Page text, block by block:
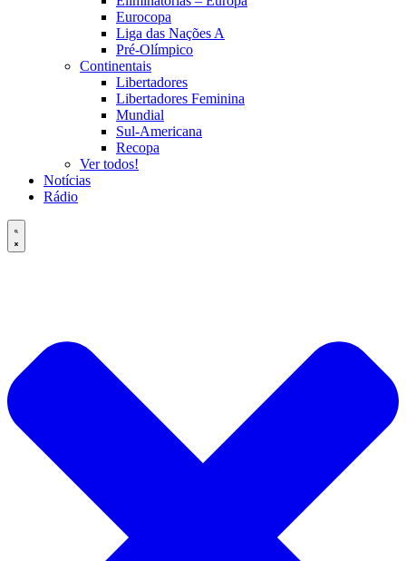
Eurocopa
Liga das Nações A
Pré-Olímpico
Continentais
Libertadores
Libertadores Feminina
Mundial
Sul-Americana
Recopa
Ver todos!
Notícias
Rádio